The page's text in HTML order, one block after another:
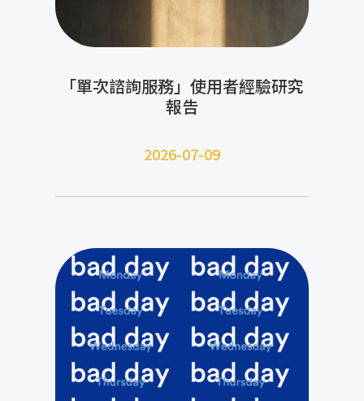
「單次諮詢服務」使用者經驗研究
報告
2026-07-09